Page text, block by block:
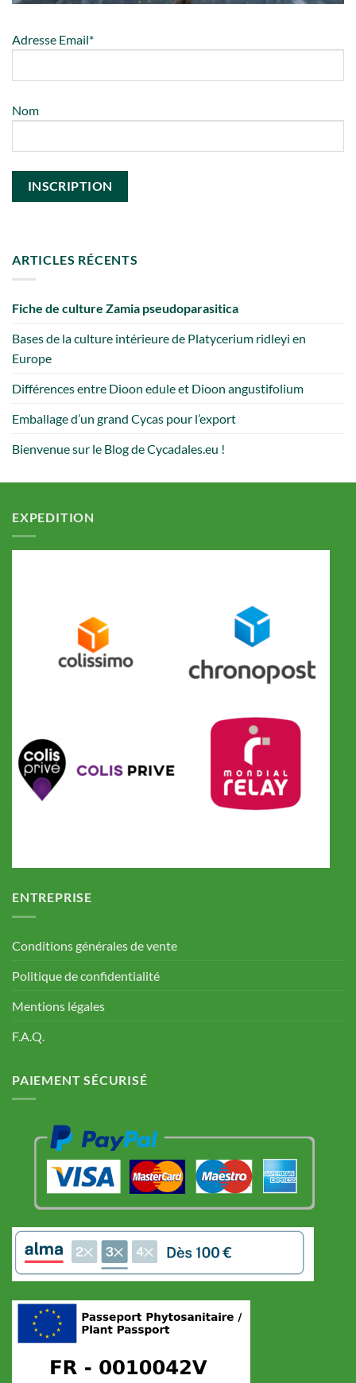
Adresse Email*
Nom
ARTICLES RÉCENTS
Fiche de culture Zamia pseudoparasitica
Bases de la culture intérieure de Platycerium ridleyi en
Europe
Différences entre Dioon edule et Dioon angustifolium
Emballage d’un grand Cycas pour l’export
Bienvenue sur le Blog de Cycadales.eu !
EXPEDITION
ENTREPRISE
Conditions générales de vente
Politique de confidentialité
Mentions légales
F.A.Q.
PAIEMENT SÉCURISÉ